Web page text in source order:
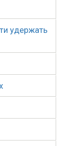
удержать